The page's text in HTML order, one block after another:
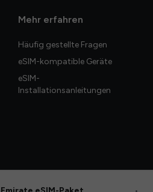
Mehr erfahren
Häufig gestellte Fragen
eSIM-kompatible Geräte
eSIM-
Installationsanleitungen